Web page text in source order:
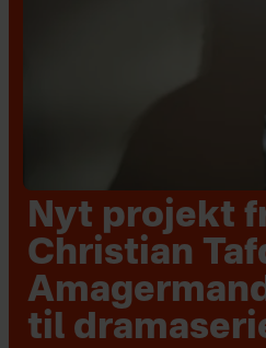
Nyt projekt
Christian
til